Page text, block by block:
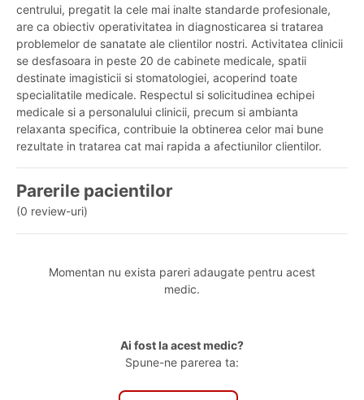
centrului, pregatit la cele mai inalte standarde profesionale,
are ca obiectiv operativitatea in diagnosticarea si tratarea
problemelor de sanatate ale clientilor nostri. Activitatea clinicii
se desfasoara in peste 20 de cabinete medicale, spatii
destinate imagisticii si stomatologiei, acoperind toate
specialitatile medicale. Respectul si solicitudinea echipei
medicale si a personalului clinicii, precum si ambianta
relaxanta specifica, contribuie la obtinerea celor mai bune
rezultate in tratarea cat mai rapida a afectiunilor clientilor.
Parerile pacientilor
(0 review-uri)
Momentan nu exista pareri adaugate pentru acest
medic.
Ai fost la acest medic?
Spune-ne parerea ta: